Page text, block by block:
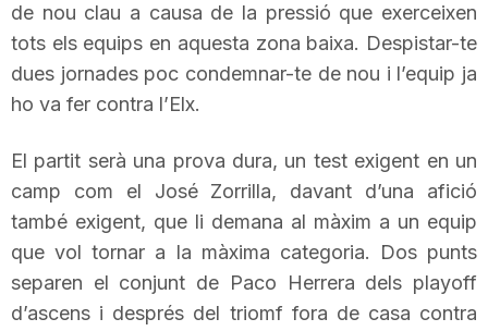
e
T
r
r
de nou clau a causa de la pressió que exerceixen
tots els equips en aquesta zona baixa. Despistar-te
dues jornades poc condemnar-te de nou i l’equip ja
ho va fer contra l’Elx.
El partit serà una prova dura, un test exigent en un
camp com el José Zorrilla, davant d’una afició
també exigent, que li demana al màxim a un equip
que vol tornar a la màxima categoria. Dos punts
separen el conjunt de Paco Herrera dels playoff
d’ascens i després del triomf fora de casa contra